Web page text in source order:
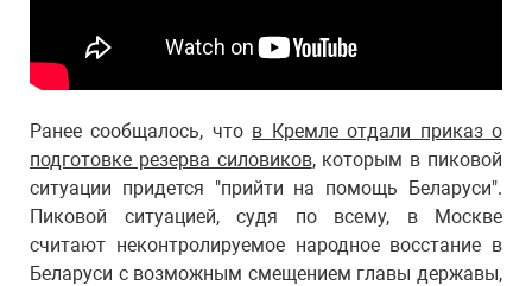
Ранее сообщалось, что в Кремле отдали приказ о
подготовке резерва силовиков, которым в пиковой
ситуации придется "прийти на помощь Беларуси".
Пиковой ситуацией, судя по всему, в Москве
считают неконтролируемое народное восстание в
Беларуси с возможным смещением главы державы,